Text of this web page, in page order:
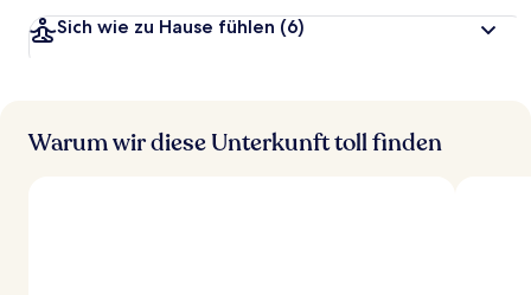
Sich wie zu Hause fühlen (6)
Warum wir diese Unterkunft toll finden